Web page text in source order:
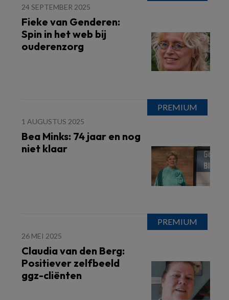
24 SEPTEMBER 2025
Fieke van Genderen:
Spin in het web bij
ouderenzorg
1 AUGUSTUS 2025
Bea Minks: 74 jaar en nog
niet klaar
26 MEI 2025
Claudia van den Berg:
Positiever zelfbeeld
ggz-cliënten